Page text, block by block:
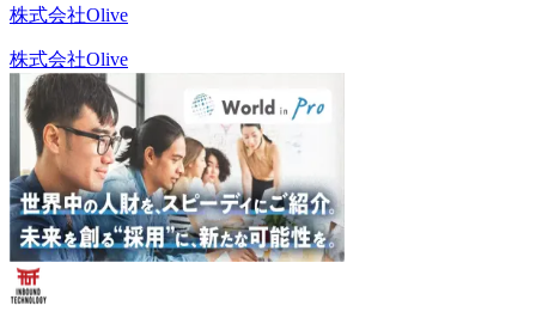
株式会社Olive
株式会社Olive